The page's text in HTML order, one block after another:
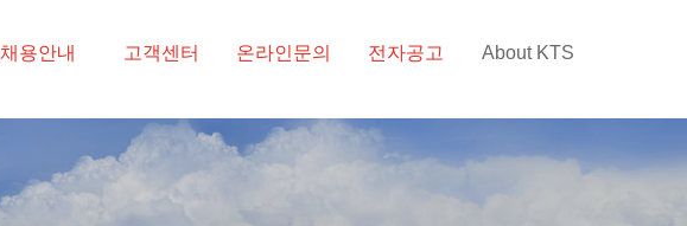
채용안내 고객센터 온라인문의 전자공고 About KTS